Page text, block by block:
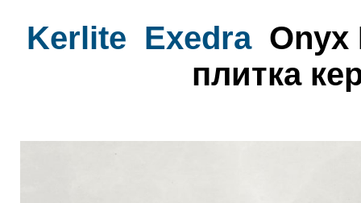
Kerlite Exedra Onyx
плитка